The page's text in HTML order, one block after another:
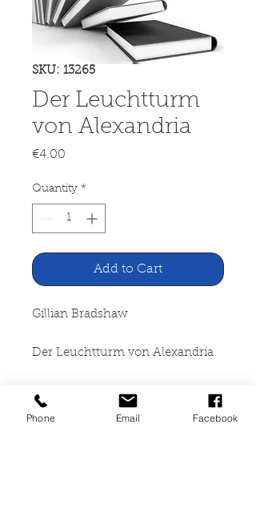
SKU: 13265
Der Leuchtturm
von Alexandria
€4.00
Quantity *
Add to Cart
Gillian Bradshaw
Der Leuchtturm von Alexandria
Goldmann Verlag Düsseldorf,
1991
Phone Email Facebook